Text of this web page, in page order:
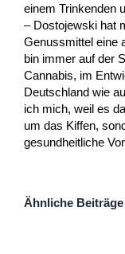
einem Trinkenden
– Dostojewski hat
Genussmittel eine
bin immer auf der
Cannabis, im
Deutschland wie
ich mich, weil es
um das Kiffen,
gesundheitliche
Ähnliche Beiträge